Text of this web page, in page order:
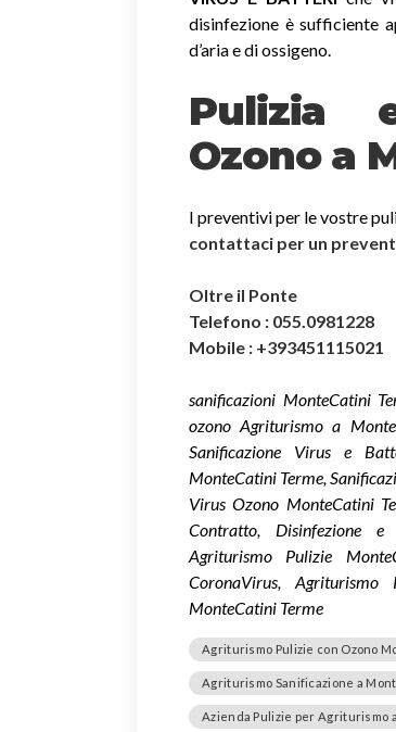
disinfezione è sufficiente
d’aria e di ossigeno.
Pulizia
Ozono a
I preventivi per le vostre
contattaci per un
Oltre il Ponte
Telefono : 055.0981228
Mobile : +393451115021
sanificazioni MonteCatini
ozono Agriturismo a
Sanificazione Virus e
MonteCatini Terme,
Virus Ozono MonteCatini
Contratto, Disinfezione e
Agriturismo Pulizie
CoronaVirus,
MonteCatini Terme
Agriturismo Pulizie con Ozono
Agriturismo Sanificazione a
Azienda Pulizie per Agriturismo